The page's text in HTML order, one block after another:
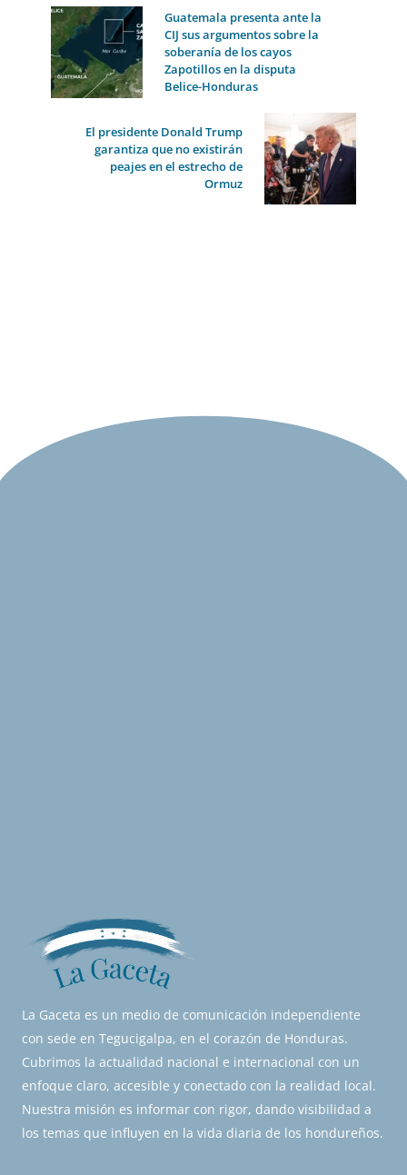
Guatemala presenta ante la
CIJ sus argumentos sobre la
soberanía de los cayos
Zapotillos en la disputa
Belice-Honduras
El presidente Donald Trump
garantiza que no existirán
peajes en el estrecho de
Ormuz
La Gaceta es un medio de comunicación independiente
con sede en Tegucigalpa, en el corazón de Honduras.
Cubrimos la actualidad nacional e internacional con un
enfoque claro, accesible y conectado con la realidad local.
Nuestra misión es informar con rigor, dando visibilidad a
los temas que influyen en la vida diaria de los hondureños.